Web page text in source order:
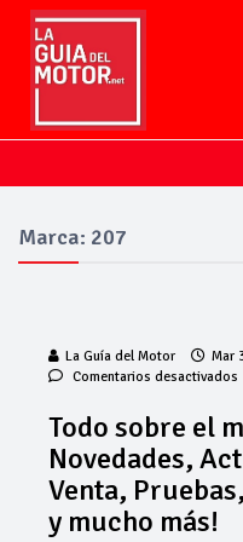
Marca: 207
La Guía del Motor Mar
Comentarios desactivados
Todo sobre el
Novedades,
Venta,
y mucho más!